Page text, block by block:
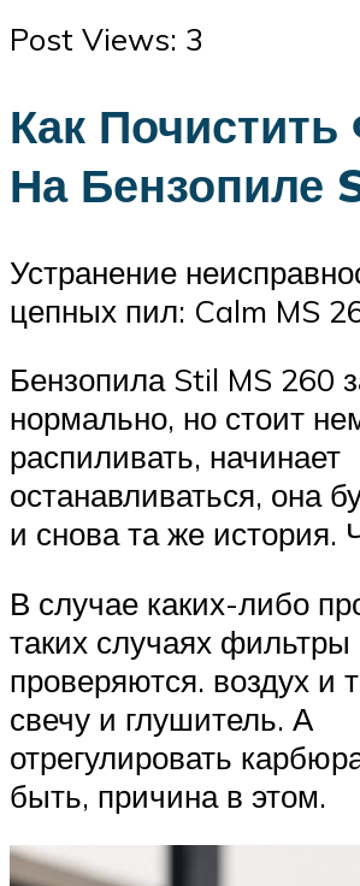
Post Views: 3
Как
На Бензопиле
Устранение
цепных пил: Calm MS
Бензопила Stil MS 260
нормально, но стоит
распиливать, начинает
останавливаться, она
и снова та же история.
В случае каких-либо
таких случаях фильтры
проверяются. воздух и
свечу и глушитель. А
отрегулировать
быть, причина в этом.